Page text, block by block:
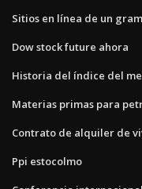
Sitios en línea de un
Dow stock future ahora
Historia del índice del
Materias primas para
Contrato de alquiler de
Ppi estocolmo